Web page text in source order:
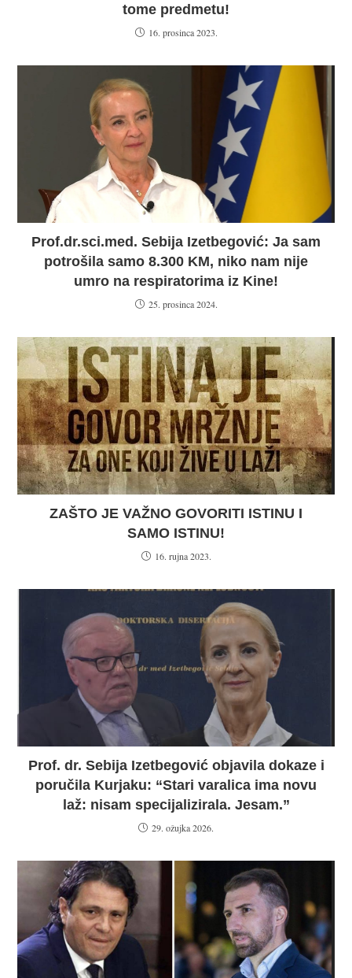
tome predmetu!
16. prosinca 2023.
Prof.dr.sci.med. Sebija Izetbegović: Ja sam
potrošila samo 8.300 KM, niko nam nije
umro na respiratorima iz Kine!
25. prosinca 2024.
ZAŠTO JE VAŽNO GOVORITI ISTINU I
SAMO ISTINU!
16. rujna 2023.
Prof. dr. Sebija Izetbegović objavila dokaze i
poručila Kurjaku: “Stari varalica ima novu
laž: nisam specijalizirala. Jesam.”
29. ožujka 2026.